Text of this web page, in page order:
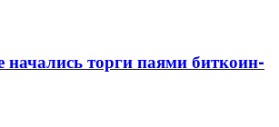
начались торги паями биткоин-